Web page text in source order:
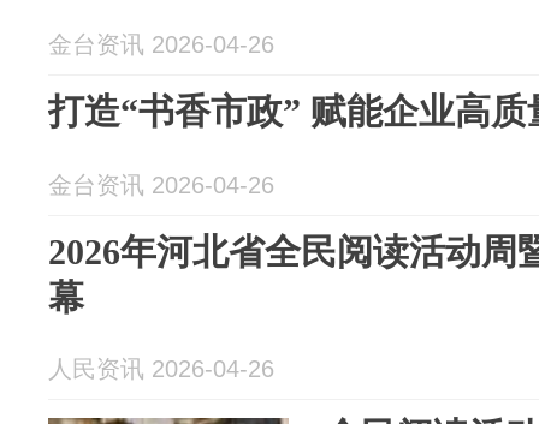
金台资讯 2026-04-26
打造“书香市政” 赋能企业高质
金台资讯 2026-04-26
2026年河北省全民阅读活动周
幕
人民资讯 2026-04-26